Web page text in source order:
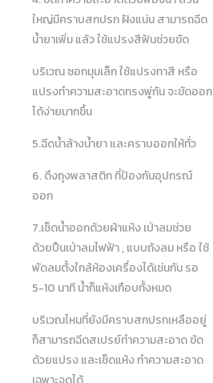
ใหญ่มีคราบสกปรก ฝังแน่น สามารถฉีด
น้ำยาเพิ่ม แล้ว ใช้แปรงสีฟันช่วยขัด
บริเวณ ซอกมุมเล็ก ใช้แปรงทาสี หรือ
แปรงทำความสะอาดทรงพู่กัน จะขัดออก
ได้ง่ายมากขึ้น
5.ฉีดน้ำล้างน้ำยา และคราบออกให้ทั่ว
6. ดึงถุงพลาสติก ที่ป้องกันอุปกรณ์
ออก
7.เช็ดน้ำออกด้วยผ้าแห้ง เป่าลมช่วย
ด้วยปืนเป่าลมไฟฟ้า , แบบถังลม หรือ ใช้
พัดลมตั้งใกล้ห้องเครื่องได้เช่นกัน รอ
5-10 นาที น้ำก็แห้งเกือบทั้งหมด
บริเวณไหนที่ยังมีคราบสกปรกเหลืออยู่
ก็สามารถฉีดสเปรย์ทำความสะอาด ขัด
ด้วยแปรง และเช็ดแห้ง ทำความสะอาด